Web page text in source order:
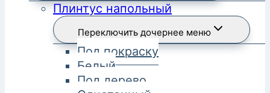
Плинтус напольный
Переключить дочернее меню
Под покраску
Белый
Под дерево